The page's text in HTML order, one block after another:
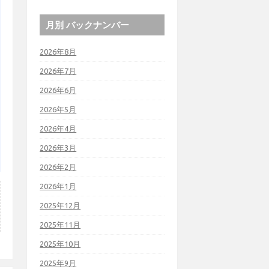
月別 バックナンバー
2026年8月
2026年7月
2026年6月
2026年5月
2026年4月
2026年3月
2026年2月
2026年1月
2025年12月
2025年11月
2025年10月
2025年9月